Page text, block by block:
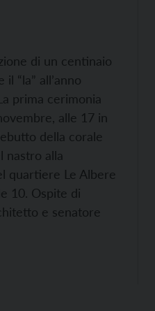
di un centinaio
“la” all’anno
prima cerimonia
alle 17 in
della corale
nastro alla
quartiere Le Albere
10. Ospite di
e senatore